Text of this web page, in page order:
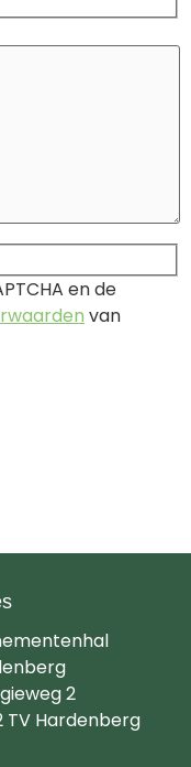
en de
van
2
TV Hardenberg